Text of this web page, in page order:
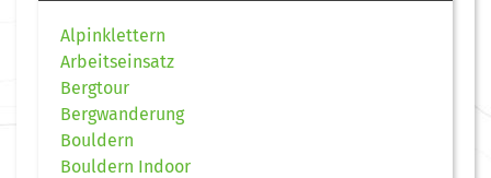
Alpinklettern
Arbeitseinsatz
Bergtour
Bergwanderung
Bouldern
Bouldern Indoor